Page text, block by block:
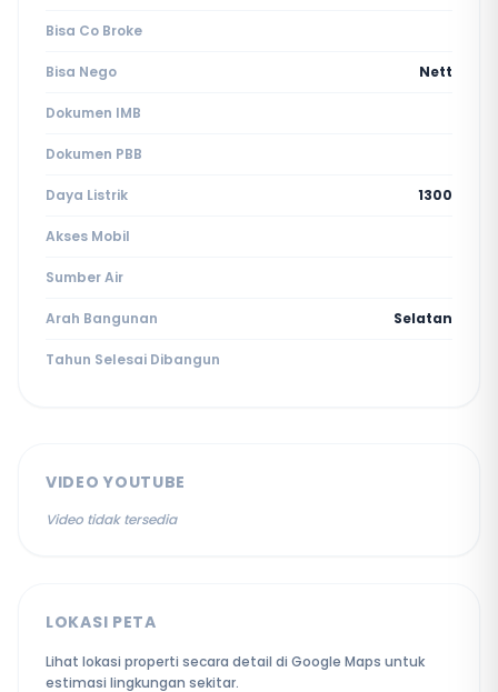
Bisa Co Broke
Bisa Nego Nett
Dokumen IMB
Dokumen PBB
Daya Listrik 1300
Akses Mobil
Sumber Air
Arah Bangunan Selatan
Tahun Selesai Dibangun
VIDEO YOUTUBE
Video tidak tersedia
LOKASI PETA
Lihat lokasi properti secara detail di Google Maps untuk
estimasi lingkungan sekitar.